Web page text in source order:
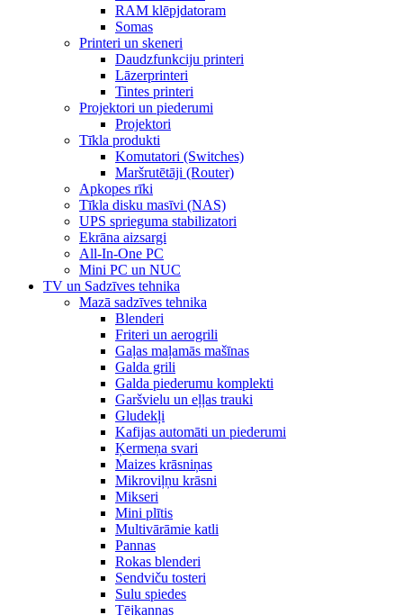
RAM klēpjdatoram
Somas
Printeri un skeneri
Daudzfunkciju printeri
Lāzerprinteri
Tintes printeri
Projektori un piederumi
Projektori
Tīkla produkti
Komutatori (Switches)
Maršrutētāji (Router)
Apkopes rīki
Tīkla disku masīvi (NAS)
UPS sprieguma stabilizatori
Ekrāna aizsargi
All-In-One PC
Mini PC un NUC
TV un Sadzīves tehnika
Mazā sadzīves tehnika
Blenderi
Friteri un aerogrili
Gaļas maļamās mašīnas
Galda grili
Galda piederumu komplekti
Garšvielu un eļļas trauki
Gludekļi
Kafijas automāti un piederumi
Ķermeņa svari
Maizes krāsniņas
Mikroviļņu krāsni
Mikseri
Mini plītis
Multivārāmie katli
Pannas
Rokas blenderi
Sendviču tosteri
Sulu spiedes
Tējkannas